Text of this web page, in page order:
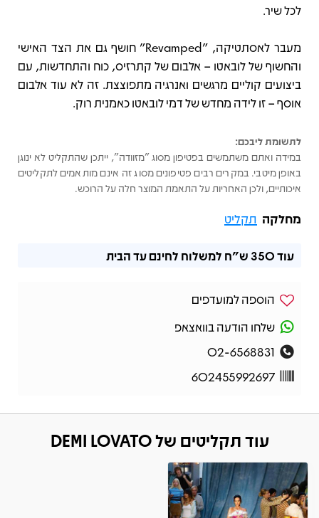
לכל שיר.
מעבר לאסתטיקה, "Revamped" חושף גם את הצד האישי
והחשוף של לובאטו – אלבום של קתרזיס, כוח והתחדשות, עם
ביצועים קוליים מרגשים ואנרגיה מתפוצצת. זה לא עוד אלבום
אוסף – זו לידה מחדש של דמי לובאטו כאמנית רוק.
לתשומת ליבכם:
במידה ואתם משתמשים בפטיפון מסוג "מזוודה", ייתכן שהתקליט לא ינוגן
באופן מיטבי. במקרים רבים פטיפונים מסוג זה אינם מותאמים לתקליטים
איכותיים, ולכן האחריות על התאמת המוצר חלה על הרוכש.
מחלקה תקליט
עוד350 ש"ח למשלוח לחינם עד הבית
הוספה למועדפים
שלחו הודעה בוואצאפ
02-6568831
602455992697
עוד תקליטים של DEMI LOVATO